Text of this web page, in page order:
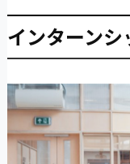
インターン